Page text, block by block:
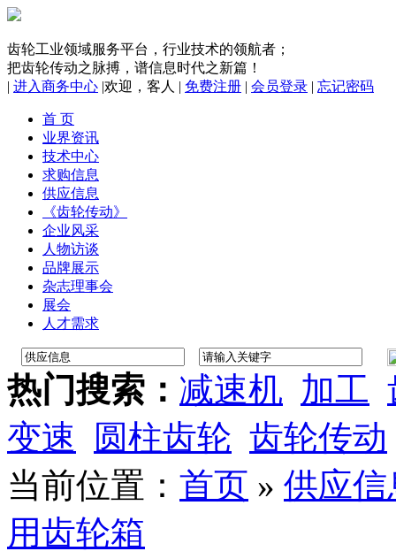
齿轮工业领域服务平台，行业技术的领航者；
把齿轮传动之脉搏，谱信息时代之新篇！
| 进入商务中心 |欢迎， 客人 | 免费注册 | 会员登录 | 忘记密码
首 页
业界资讯
技术中心
求购信息
供应信息
《齿轮传动》
企业风采
人物访谈
品牌展示
杂志理事会
展会
人才需求
热门搜索： 减速机 加工
变速
圆柱齿轮 齿轮传动
当前位置： 首页 » 供应信
用齿轮箱